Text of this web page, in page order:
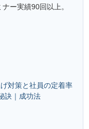
ー実績90回以上。
対策と社員の定着率
訣｜成功法